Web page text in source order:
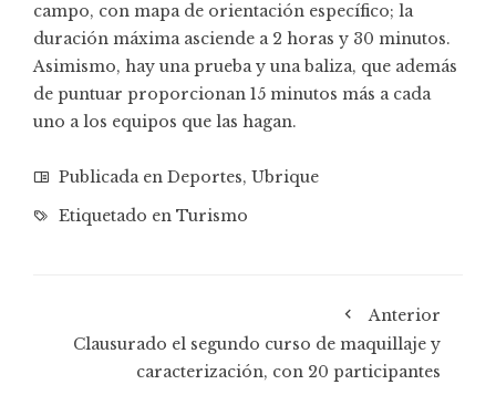
campo, con mapa de orientación específico; la
duración máxima asciende a 2 horas y 30 minutos.
Asimismo, hay una prueba y una baliza, que además
de puntuar proporcionan 15 minutos más a cada
uno a los equipos que las hagan.
Publicada en Deportes, Ubrique
Etiquetado en Turismo
Anterior
Clausurado el segundo curso de maquillaje y
caracterización, con 20 participantes